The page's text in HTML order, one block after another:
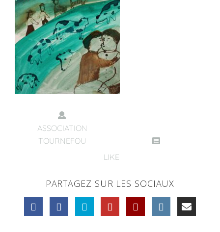
ASSOCIATION
TOURNEFOU
LIKE
PARTAGEZ SUR LES SOCIAUX